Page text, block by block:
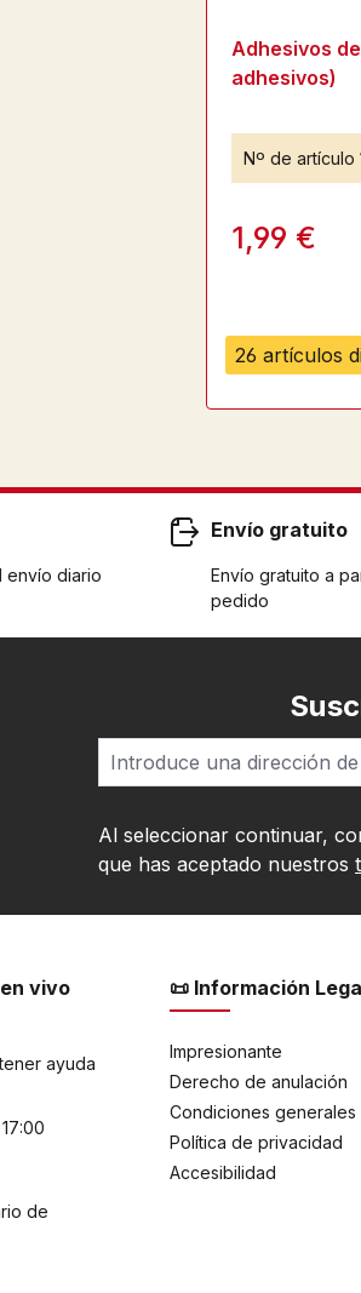
26 artículos
Adhesivos
adhesivos)
Nº de artículo
1,99 €
envío diario
Envío gratuito
Envío gratuito a
pedido
Al seleccionar continuar,
que has aceptado nuestros
vivo
ayuda
de
📜 Información
Impresionante
Derecho de anulación
Condiciones generales
Política de privacidad
Accesibilidad